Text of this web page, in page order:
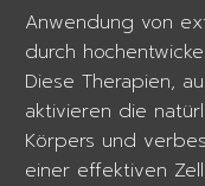
Anwendung von
durch
Diese Therapien,
aktivieren die
Körpers und
einer effektiven